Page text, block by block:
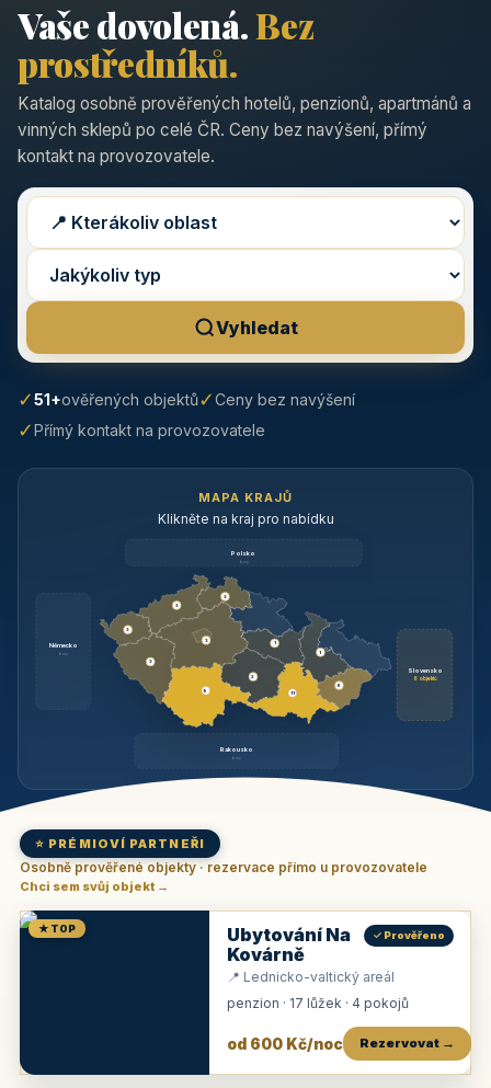
Vaše dovolená.Bez
prostředníků.
Katalog osobně prověřených hotelů, penzionů, apartmánů a
vinných sklepů po celé ČR. Ceny bez navýšení, přímý
kontakt na provozovatele.
Vyhledat
✓51+ověřených objektů✓Ceny bez navýšení
✓Přímý kontakt na provozovatele
MAPA KRAJŮ
Klikněte na kraj pro nabídku
Polsko
brzy
Německo
brzy
Slovensko
6 objektů
Rakousko
brzy
3
9
3
3
3
3
1
2
11
1
6
⭐ PRÉMIOVÍ PARTNEŘI
Osobně prověřené objekty · rezervace přímo u provozovatele
Chci sem svůj objekt →
★ TOP
Ubytování Na
Kovárně
✓ Prověřeno
📍 Lednicko-valtický areál
penzion · 17 lůžek · 4 pokojů
od 600 Kč/noc Rezervovat →